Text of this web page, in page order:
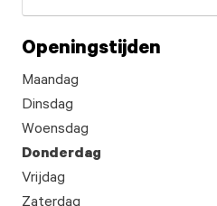
Openingstijden
Maandag
Dinsdag
Woensdag
Donderdag
Vrijdag